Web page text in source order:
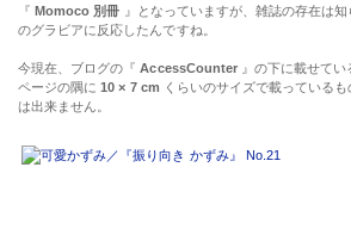
『Momoco 別冊 』となっていますが、雑誌の存在は
のグラビアに反応したんですね。
今現在、ブログの『AccessCounter 』の下に載せてい
ページの隅に10 × 7 cm くらいのサイズで載っている
は出来ません。